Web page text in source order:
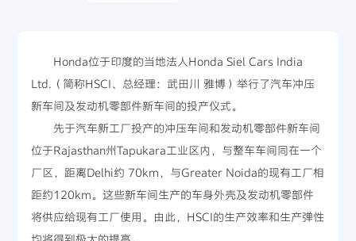
赛事运动
新闻资讯
Honda位于印度的当地法人Honda Siel Cars India
Ltd.（简称HSCI、总经理：武田川 雅博）举行了汽车冲压
新车间及发动机零部件新车间的投产仪式。
先于汽车新工厂投产的冲压车间和发动机零部件新车间
位于Rajasthan州Tapukara工业区内，与整车车间同在一个
厂区，距离Delhi约 70km，与Greater Noida的现有工厂相
距约120km。这些新车间生产的车身外壳及发动机零部件
将供应给现有工厂使用。由此，HSCI的生产效率和生产弹性